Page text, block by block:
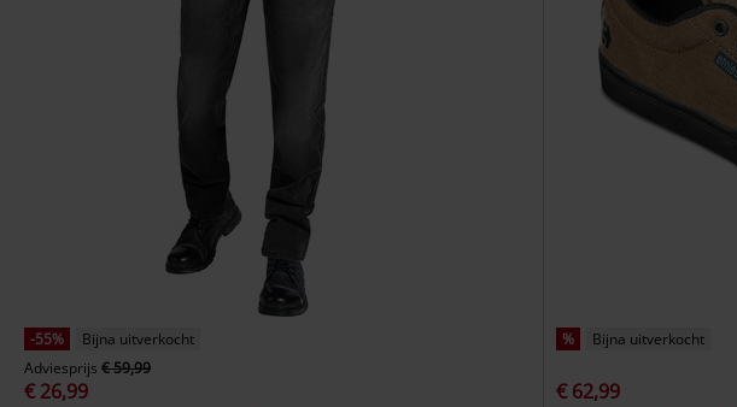
-55%
Bijna uitverkocht
Adviesprijs € 59,99
€ 26,99
% Bijna uitverkocht
€ 62,99